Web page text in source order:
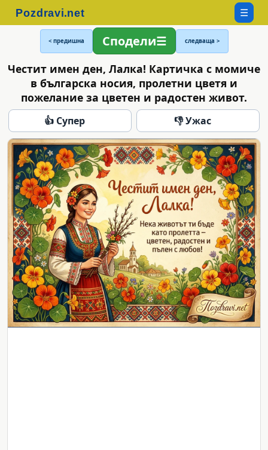
☰
< предишна Сподели следваща >
Честит имен ден, Лалка! Картичка с момиче
в българска носия, пролетни цветя и
пожелание за цветен и радостен живот.
👍 Супер 👎 Ужас